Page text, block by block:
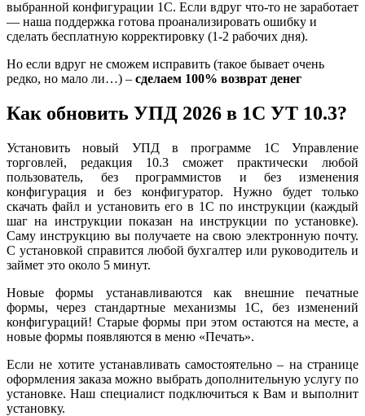
выбранной конфигурации 1С. Если вдруг что-то не заработает
— наша поддержка готова проанализировать ошибку и
сделать бесплатную корректировку (1-2 рабочих дня).
Но если вдруг не сможем исправить (такое бывает очень
редко, но мало ли…) – сделаем 100% возврат денег
Как обновить УПД 2026 в 1С УТ 10.3?
Установить новый УПД в программе 1C Управление
торговлей, редакция 10.3 сможет практически любой
пользователь, без программистов и без изменения
конфигурация и без конфигуратор. Нужно будет только
скачать файл и установить его в 1С по инструкции (каждый
шаг на инструкции показан на инструкции по установке).
Саму инструкцию вы получаете на свою электронную почту.
С установкой справится любой бухгалтер или руководитель и
займет это около 5 минут.
Новые формы устанавливаются как внешние печатные
формы, через стандартные механизмы 1С, без изменений
конфигураций! Старые формы при этом остаются на месте, а
новые формы появляются в меню «Печать».
Если не хотите устанавливать самостоятельно – на странице
оформления заказа можно выбрать дополнительную услугу по
установке. Наш специалист подключиться к Вам и выполнит
установку.